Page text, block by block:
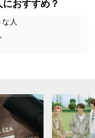
おすすめ？
人